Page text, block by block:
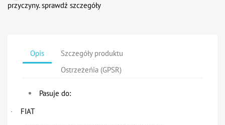
przyczyny. sprawdź szczegóły
Opis
Szczegóły produktu
Ostrzeżeńia (GPSR)
Pasuje do:
· FIAT